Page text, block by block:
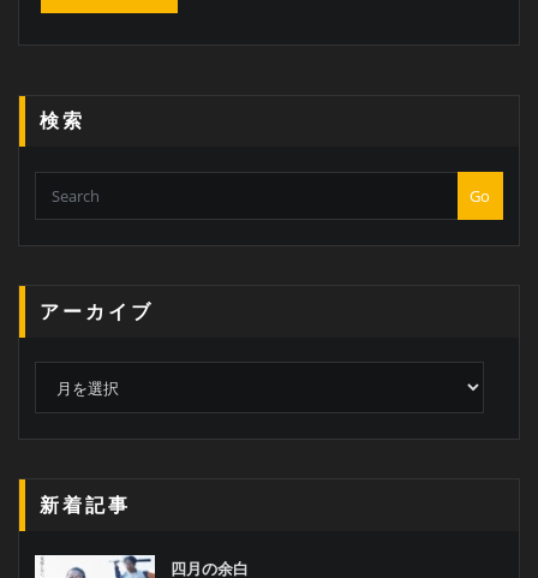
検索
Go
アーカイブ
新着記事
四月の余白